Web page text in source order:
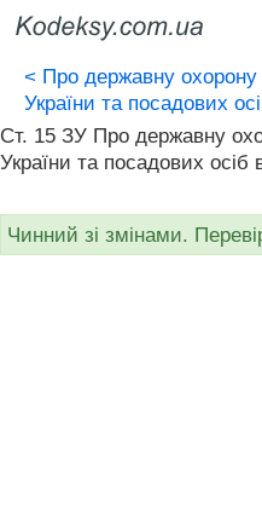
< Про державну охорону
України та посадових
Ст. 15 ЗУ Про державну
України та посадових
Чинний зі змінами.